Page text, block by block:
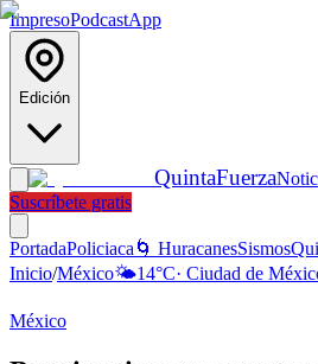
ImpresoPodcastApp
Edición
QuintaFuerza
Suscríbete gratis
PortadaPoliciaca 🌀 HuracanesSismos
Inicio/México🌤️14°C· Ciudad de
México